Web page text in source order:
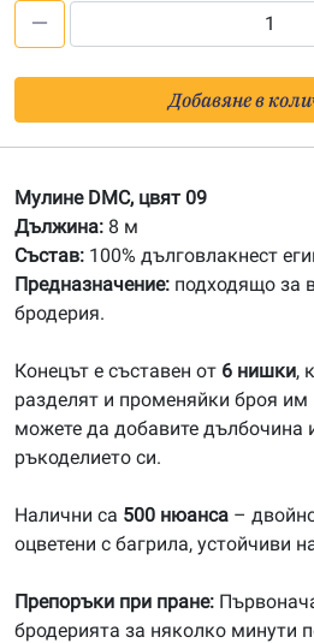
Мулине
DMC
Добавяне в
Мулине DMC, цвят 09
Дължина: 8 м
Състав: 100% дълговлакнест
Предназначение: подходящо за
бродерия.
Конецът е съставен от 6 нишки,
разделят и променяйки броя им
можете да добавите дълбочина
ръкоделието си.
Налични са 500 нюанса –
оцветени с багрила, устойчиви
Препоръки при пране:
бродерията за няколко минути